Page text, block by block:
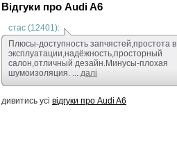
Відгуки про Audi A6
стас (12401):
Плюсы-доступность запчястей,простота в
эксплуатации,надёжность,просторный
салон,отличный дезайн.Минусы-плохая
шумоизоляция. ... далі
дивитись усі відгуки про Audi A6